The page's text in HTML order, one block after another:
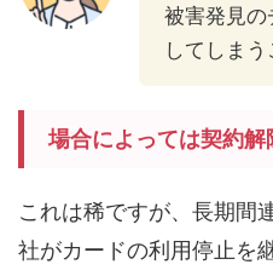
被害発見の
してしまう
場合によっては契約解
これは稀ですが、長期間
社がカードの利用停止を